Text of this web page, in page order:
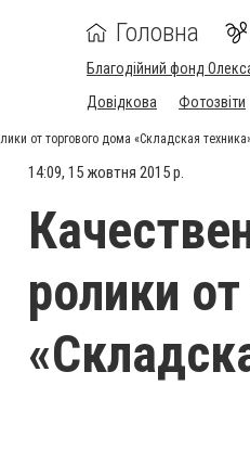
Головна
Благодійний фонд
Довідкова
Фотозвіти
от торгового дома «Складская
14:09, 15 жовтня 2015 р.
ролики